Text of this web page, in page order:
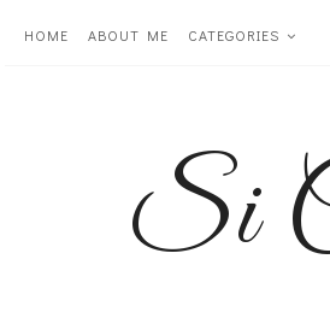
HOME ABOUT ME CATEGORIES
Si